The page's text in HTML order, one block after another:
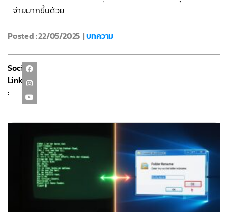
จ่ายมากขึ้นด้วย
Posted : 22/05/2025 |บทความ
Social
Link
: